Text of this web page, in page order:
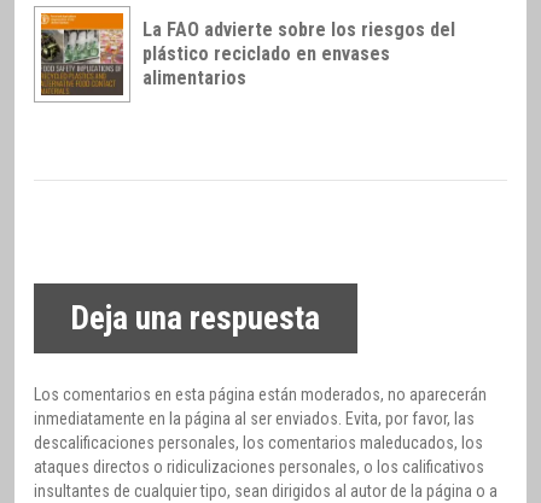
La FAO advierte sobre los riesgos del
plástico reciclado en envases
alimentarios
Deja una respuesta
Los comentarios en esta página están moderados, no aparecerán
inmediatamente en la página al ser enviados. Evita, por favor, las
descalificaciones personales, los comentarios maleducados, los
ataques directos o ridiculizaciones personales, o los calificativos
insultantes de cualquier tipo, sean dirigidos al autor de la página o a